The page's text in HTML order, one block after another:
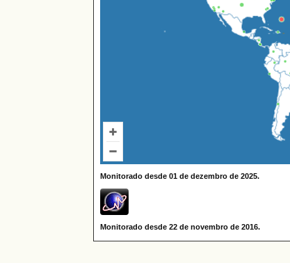
Monitorado desde 01 de dezembro de 2025.
Monitorado desde 22 de novembro de 2016.